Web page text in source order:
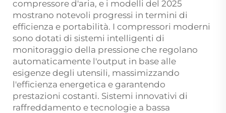
compressore d'aria, e i modelli del 2025
mostrano notevoli progressi in termini di
efficienza e portabilità. I compressori moderni
sono dotati di sistemi intelligenti di
monitoraggio della pressione che regolano
automaticamente l'output in base alle
esigenze degli utensili, massimizzando
l'efficienza energetica e garantendo
prestazioni costanti. Sistemi innovativi di
raffreddamento e tecnologie a bassa